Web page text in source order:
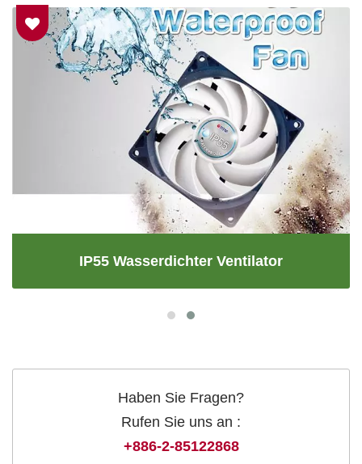
IP55 Wasserdichter Ventilator
Haben Sie Fragen?
Rufen Sie uns an :
+886-2-85122868